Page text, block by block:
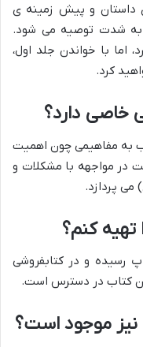
داستان و پیش زمینه ی
به شدت توصیه می شود.
اما با خواندن جلد اول،
کرد.
خاصی دارد؟
به مفاهیمی چون اهمیت
در مواجهه با مشکلات و
می پردازد.
تهیه کنم؟
رسیده و در کتابفروشی
کتاب در دسترس است.
نیز موجود است؟